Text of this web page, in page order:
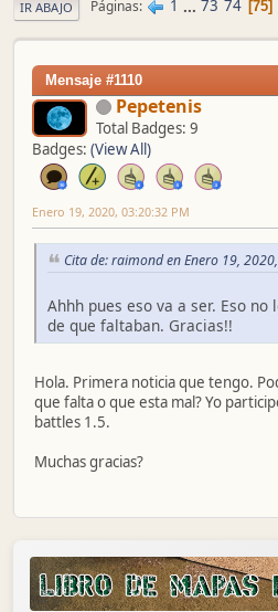
IR ABAJO Páginas 1 ... 73 74 75
Mensaje #1110
Pepetenis
Total Badges: 9
Badges: (View All)
Enero 19, 2020, 03:20:32 PM
Cita de: raimond en Enero 19,
Ahhh pues eso va a ser. Eso
de que faltaban. Gracias!!
Hola. Primera noticia que tengo.
que falta o que esta mal? Yo
battles 1.5.
Muchas gracias?